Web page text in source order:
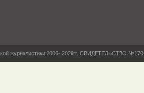
журналистики 2006- 2026гг. СВИДЕТЕЛЬСТВО